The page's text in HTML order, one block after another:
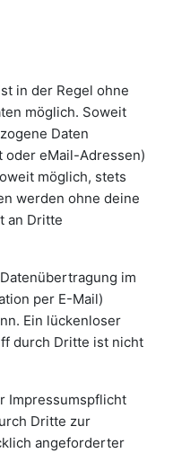
in der Regel ohne
möglich. Soweit
Daten
oder eMail-Adressen)
möglich, stets
werden ohne deine
an Dritte
im
per E-Mail)
Ein lückenloser
durch Dritte ist nicht
Impressumspflicht
Dritte zur
angeforderter